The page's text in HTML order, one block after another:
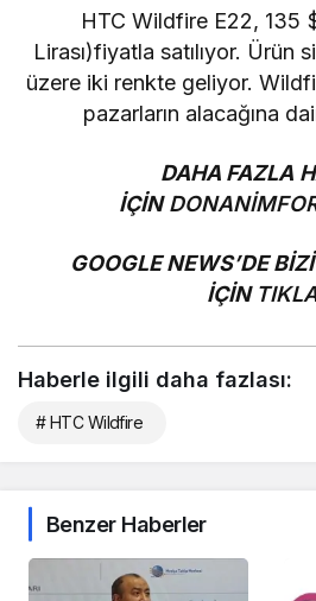
HTC Wildfire E22, 135
Lirası)fiyatla satılıyor. Ürün
üzere iki renkte geliyor.
pazarların alacağına
DAHA FAZLA
İÇİN
GOOGLE NEWS’DE
İÇİN
Haberle ilgili daha fazlası:
# HTC Wildfire
Benzer Haberler